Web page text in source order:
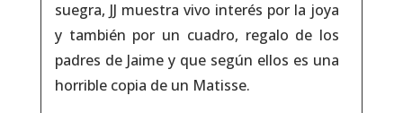
suegra, JJ muestra vivo interés por la joya
y también por un cuadro, regalo de los
padres de Jaime y que según ellos es una
horrible copia de un Matisse.